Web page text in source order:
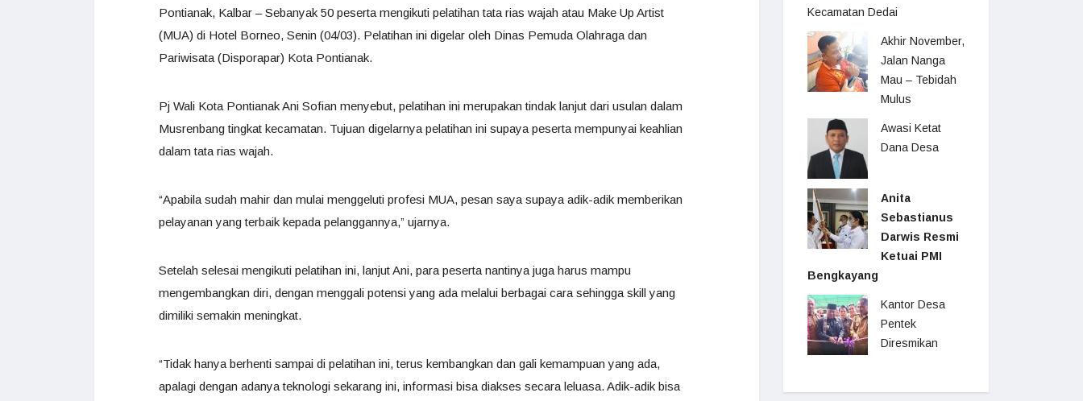
Pontianak, Kalbar – Sebanyak 50 peserta mengikuti pelatihan tata rias wajah atau Make Up Artist
(MUA) di Hotel Borneo, Senin (04/03). Pelatihan ini digelar oleh Dinas Pemuda Olahraga dan
Pariwisata (Disporapar) Kota Pontianak.
Pj Wali Kota Pontianak Ani Sofian menyebut, pelatihan ini merupakan tindak lanjut dari usulan dalam
Musrenbang tingkat kecamatan. Tujuan digelarnya pelatihan ini supaya peserta mempunyai keahlian
dalam tata rias wajah.
“Apabila sudah mahir dan mulai menggeluti profesi MUA, pesan saya supaya adik-adik memberikan
pelayanan yang terbaik kepada pelanggannya,” ujarnya.
Setelah selesai mengikuti pelatihan ini, lanjut Ani, para peserta nantinya juga harus mampu
mengembangkan diri, dengan menggali potensi yang ada melalui berbagai cara sehingga skill yang
dimiliki semakin meningkat.
“Tidak hanya berhenti sampai di pelatihan ini, terus kembangkan dan gali kemampuan yang ada,
apalagi dengan adanya teknologi sekarang ini, informasi bisa diakses secara leluasa. Adik-adik bisa
Kecamatan Dedai
Akhir November,
Jalan Nanga
Mau – Tebidah
Mulus
Awasi Ketat
Dana Desa
Anita
Sebastianus
Darwis Resmi
Ketuai PMI
Bengkayang
Kantor Desa
Pentek
Diresmikan